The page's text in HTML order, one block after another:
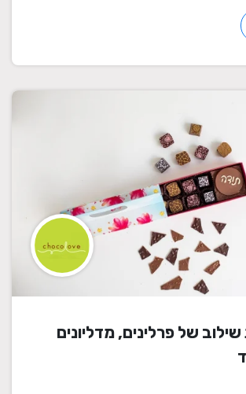
שילוב של פרלינים, מדליונים